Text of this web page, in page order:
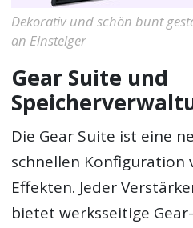
Dekorativ und schön bunt
an Einsteiger
Gear Suite und
Die Gear Suite ist eine
schnellen Konfiguration
Effekten. Jeder
bietet werksseitige